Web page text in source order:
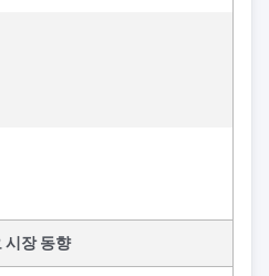
시장 동향